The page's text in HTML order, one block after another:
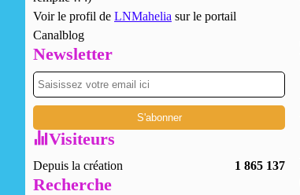
Voir le profil de LNMahelia sur le portail
Canalblog
Newsletter
Visiteurs
Depuis la création 1 865 137
Recherche